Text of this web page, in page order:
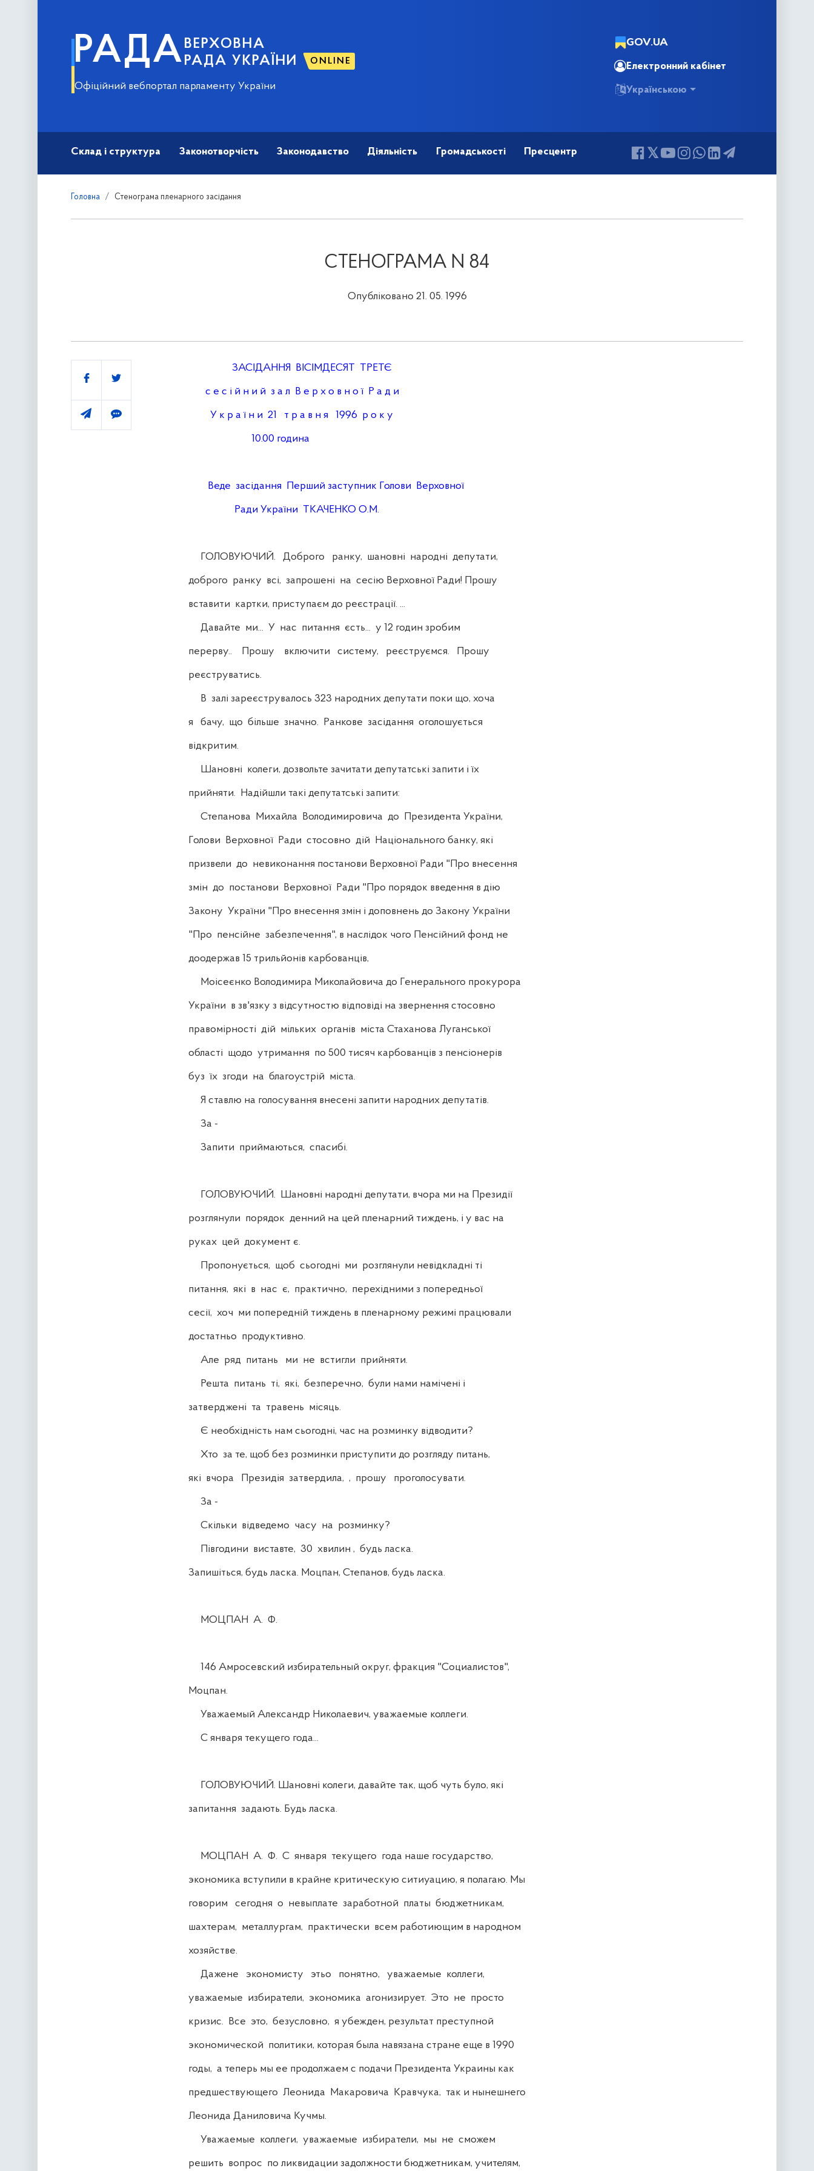
РАДА ВЕРХОВНА
РАДА УКРАЇНИ
ONLINE
Офіційний вебпортал парламенту України
GOV.UA
Електронний кабінет
Українською
Склад і структура Законотворчість Законодавство Діяльність Громадськості Пресцентр
Головна Стенограма пленарного засідання
СТЕНОГРАМА N 84
Опубліковано 21. 05. 1996
ЗАСІДАННЯ ВІСІМДЕСЯТ ТРЕТЄ
с е с і й н и й з а л В е р х о в н о ї Р а д и
У к р а ї н и 21 т р а в н я 1996 р о к у
10.00 година
Веде засідання Перший заступник Голови Верховної
Ради України ТКАЧЕНКО О.М.
ГОЛОВУЮЧИЙ. Доброго ранку, шановні народні депутати,
доброго ранку всі, запрошені на сесію Верховної Ради! Прошу
вставити картки, приступаєм до реєстрації. ...
Давайте ми... У нас питання єсть... у 12 годин зробим
перерву.. Прошу включити систему, реєструємся. Прошу
реєструватись.
В залі зареєструвалось 323 народних депутати поки що, хоча
я бачу, що більше значно. Ранкове засідання оголошується
відкритим.
Шановні колеги, дозвольте зачитати депутатські запити і їх
прийняти. Надійшли такі депутатські запити:
Степанова Михайла Володимировича до Президента України,
Голови Верховної Ради стосовно дій Національного банку, які
призвели до невиконання постанови Верховної Ради "Про внесення
змін до постанови Верховної Ради "Про порядок введення в дію
Закону України "Про внесення змін і доповнень до Закону України
"Про пенсійне забезпечення", в наслідок чого Пенсійний фонд не
доодержав 15 трильйонів карбованців,
Моісеєнко Володимира Миколайовича до Генерального прокурора
України в зв'язку з відсутностю відповіді на звернення стосовно
правомірності дій мільких органів міста Стаханова Луганської
області щодо утримання по 500 тисяч карбованців з пенсіонерів
буз їх згоди на благоустрій міста.
Я ставлю на голосування внесені запити народних депутатів.
За -
Запити приймаються, спасибі.
ГОЛОВУЮЧИЙ. Шановні народні депутати, вчора ми на Президії
розглянули порядок денний на цей пленарний тиждень, і у вас на
руках цей документ є.
Пропонується, щоб сьогодні ми розглянули невідкладні ті
питання, які в нас є, практично, перехідними з попередньої
сесії, хоч ми попередній тиждень в пленарному режимі працювали
достатньо продуктивно.
Але ряд питань ми не встигли прийняти.
Решта питань ті, які, безперечно, були нами намічені і
затверджені та травень місяць.
Є необхідність нам сьогодні, час на розминку відводити?
Хто за те, щоб без розминки приступити до розгляду питань,
які вчора Президія затвердила, , прошу проголосувати.
За -
Скільки відведемо часу на розминку?
Півгодини виставте, 30 хвилин , будь ласка.
Запишіться, будь ласка. Моцпан, Степанов, будь ласка.
МОЦПАН А. Ф.
146 Амросевский избирательный округ, фракция "Социалистов",
Моцпан.
Уважаемый Александр Николаевич, уважаемые коллеги.
С января текущего года...
ГОЛОВУЮЧИЙ. Шановні колеги, давайте так, щоб чуть було, які
запитання задають. Будь ласка.
МОЦПАН А. Ф. С января текущего года наше государство,
экономика вступили в крайне критическую ситиуацию, я полагаю. Мы
говорим сегодня о невыплате заработной платы бюджетникам,
шахтерам, металлургам, практически всем работиющим в народном
хозяйстве.
Дажене экономисту этьо понятно, уважаемые коллеги,
уважаемые избиратели, экономика агонизирует. Это не просто
кризис. Все это, безусловно, я убежден, результат преступной
экономической политики, которая была навязана стране еще в 1990
годы, а теперь мы ее продолжаем с подачи Президента Украины как
предшествующего Леонида Макаровича Кравчука, так и нынешнего
Леонида Даниловича Кучмы.
Уважаемые коллеги, уважаемые избиратели, мы не сможем
решить вопрос по ликвидации задолжности бюджетникам, учителям,
Поділитись